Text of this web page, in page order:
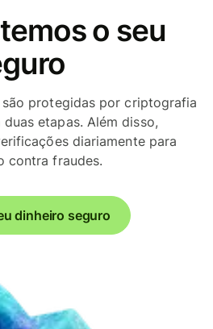
o seu
protegidas por criptografia
etapas. Além disso,
diariamente para
contra fraudes.
dinheiro seguro